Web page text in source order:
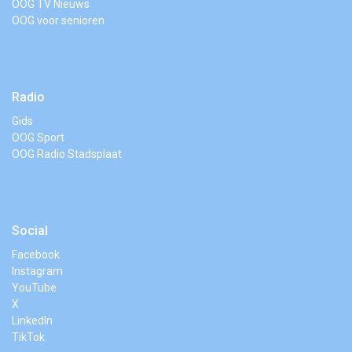
OOG TV Nieuws
OOG voor senioren
Radio
Gids
OOG Sport
OOG Radio Stadsplaat
Social
Facebook
Instagram
YouTube
X
LinkedIn
TikTok